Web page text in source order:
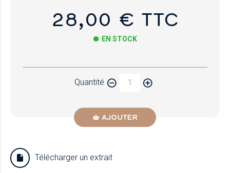
28,00 € TTC
EN STOCK
Quantité
AJOUTER
Télécharger un extrait